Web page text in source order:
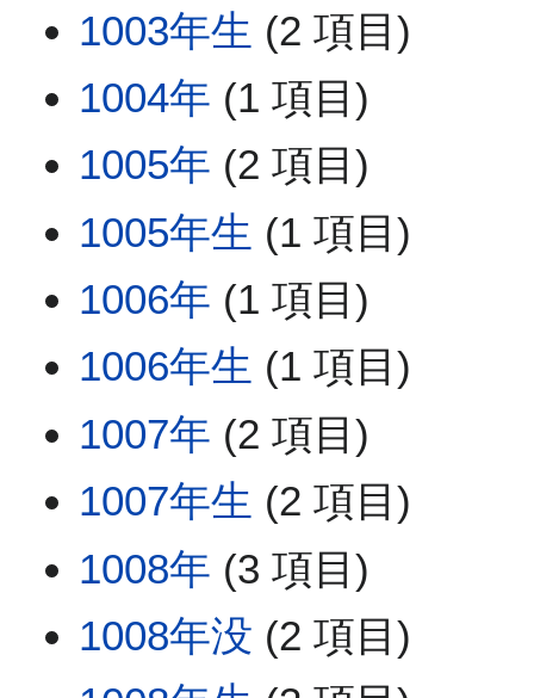
1003年生 (2 項目)
1004年 (1 項目)
1005年 (2 項目)
1005年生 (1 項目)
1006年 (1 項目)
1006年生 (1 項目)
1007年 (2 項目)
1007年生 (2 項目)
1008年 (3 項目)
1008年没 (2 項目)